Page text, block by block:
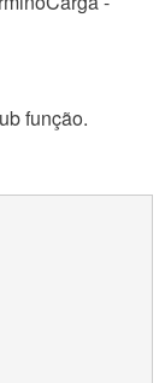
função.